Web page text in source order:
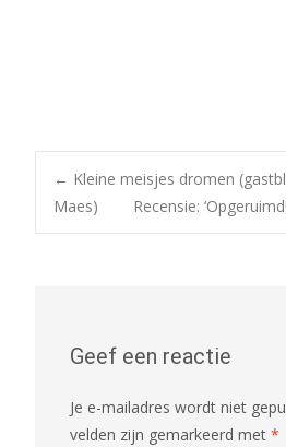
Bericht
← Kleine meisjes dromen
Maes)
Recensie:
Geef een reactie
Je e-mailadres wordt niet
velden zijn gemarkeerd met *